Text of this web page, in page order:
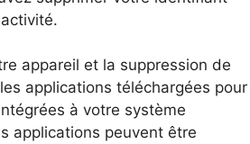
appareil et la suppression de
applications téléchargées pour
à votre système
applications peuvent être